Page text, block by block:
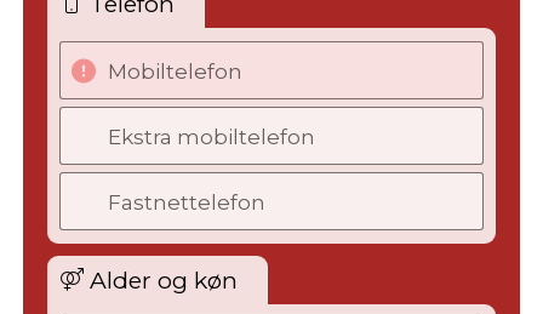
Mobiltelefon
Ekstra mobiltelefon
Fastnettelefon
Alder og køn